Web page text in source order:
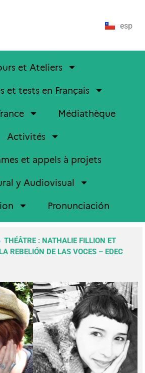
esp
et Ateliers
et tests en Français
Médiathèque
Activités
et appels à projets
y Audiovisual
Pronunciación
THÉÂTRE : NATHALIE FILLION ET
REBELIÓN DE LAS VOCES – EDEC